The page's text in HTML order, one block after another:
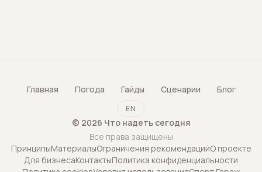
Главная Погода Гайды Сценарии Блог
EN
© 2026 Что надеть сегодня
Все права защищены
ПринципыМатериалыОграничения рекомендацийО проекте
Для бизнесаКонтактыПолитика конфиденциальности